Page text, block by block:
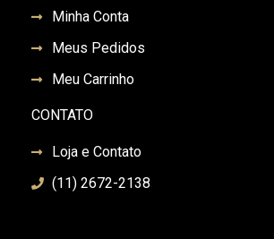
Minha Conta
Meus Pedidos
Meu Carrinho
CONTATO
Loja e Contato
(11) 2672-2138